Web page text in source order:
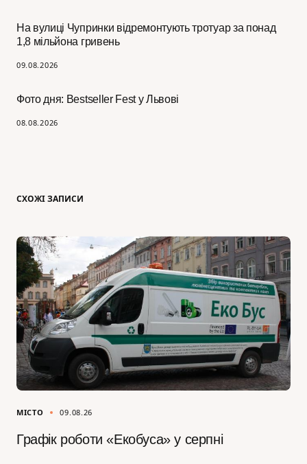
На вулиці Чупринки відремонтують тротуар за понад
1,8 мільйона гривень
09.08.2026
Фото дня: Bestseller Fest у Львові
08.08.2026
СХОЖІ ЗАПИСИ
МІСТО 09.08.26
Графік роботи «Екобуса» у серпні